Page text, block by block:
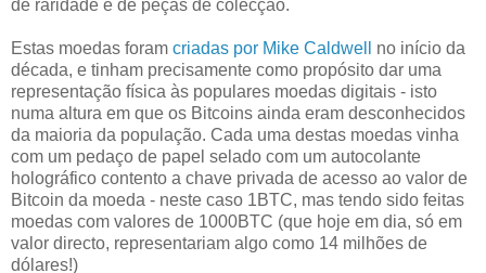
de raridade e de peças de colecção.
Estas moedas foram criadas por Mike Caldwell
no início da
década, e tinham precisamente como propósito dar uma
representação física às populares moedas digitais - isto
numa altura em que os Bitcoins ainda eram desconhecidos
da maioria da população. Cada uma destas moedas vinha
com um pedaço de papel selado com um autocolante
holográfico contento a chave privada de acesso ao valor de
Bitcoin da moeda - neste caso 1BTC, mas tendo sido feitas
moedas com valores de 1000BTC (que hoje em dia, só em
valor directo, representariam algo como 14 milhões de
dólares!)